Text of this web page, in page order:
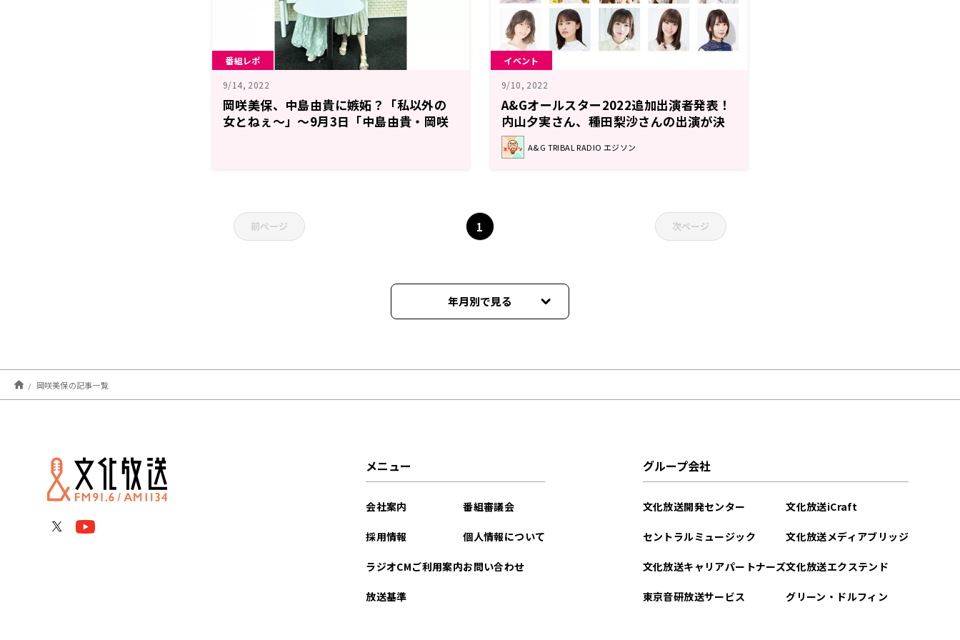
番組レポ
9/14, 2022
岡咲美保、中島由貴に嫉妬？「私以外の
女とねぇ〜」～9月3日「中島由貴・岡咲
イベント
9/10, 2022
A&Gオールスター2022追加出演者発表！
内山夕実さん、種田梨沙さんの出演が決
定！チケットは一般販売中！！
A&G TRIBAL RADIO エジソン
前ページ 1 次ページ
年月別で見る
2025年02月
2025年01月
岡咲美保の記事一覧
メニュー
会社案内
採用情報
ラジオCMご利用案内
放送基準
番組審議会
個人情報について
お問い合わせ
グループ会社
文化放送開発センター
セントラルミュージック
文化放送キャリアパートナーズ
東京音研放送サービス
文化放送iCraft
文化放送メディアブリッジ
文化放送エクステンド
グリーン・ドルフィン